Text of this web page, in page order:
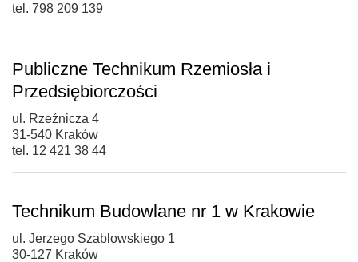
tel. 798 209 139
Publiczne Technikum Rzemiosła i
Przedsiębiorczości
ul. Rzeźnicza 4
31-540 Kraków
tel. 12 421 38 44
Technikum Budowlane nr 1 w Krakowie
ul. Jerzego Szablowskiego 1
30-127 Kraków